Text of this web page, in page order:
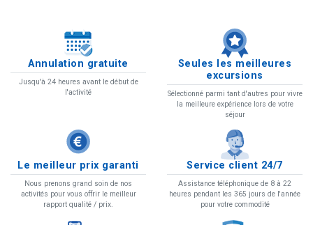
Annulation gratuite
Jusqu'à 24 heures avant le début de
l'activité
Seules les meilleures
excursions
Sélectionné parmi tant d'autres pour vivre
la meilleure expérience lors de votre
séjour
Le meilleur prix garanti
Nous prenons grand soin de nos
activités pour vous offrir le meilleur
rapport qualité / prix.
Service client 24/7
Assistance téléphonique de 8 à 22
heures pendant les 365 jours de l'année
pour votre commodité